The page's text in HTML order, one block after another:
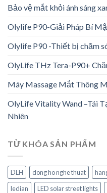
Bảo vệ mắt khỏi ánh sáng
Olylife P90-Giải Pháp Bí
Olylife P90 -Thiết bị chăm
OlyLife THz Tera-P90+
Máy Massage Mắt Thông
OlyLife Vitality Wand –Tái
Nhiên
TỪ KHÓA SẢN PHẨM
DLH dong ho nghe thuat
ledian
LED solar street lights